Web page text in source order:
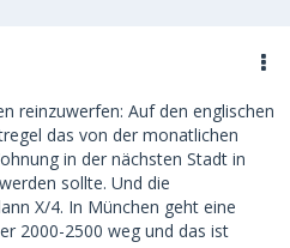
reinzuwerfen: Auf den englischen
das von der monatlichen
in der nächsten Stadt in
sollte. Und die
X/4. In München geht eine
2000-2500 weg und das ist